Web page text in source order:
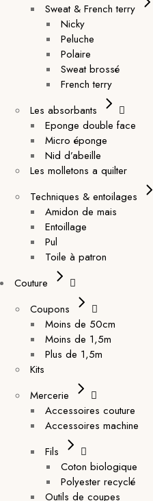
Sweat & French terry
Nicky
Peluche
Polaire
Sweat brossé
French terry
Les absorbants
Eponge double face
Micro éponge
Nid d’abeille
Les molletons a quilter
Techniques & entoilages
Amidon de mais
Entoillage
Pul
Toile à patron
Couture
Coupons
Moins de 50cm
Moins de 1,5m
Plus de 1,5m
Kits
Mercerie
Accessoires couture
Accessoires machine
Fils
Coton biologique
Polyester recyclé
Outils de coupes